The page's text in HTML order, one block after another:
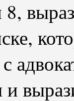
8,
и